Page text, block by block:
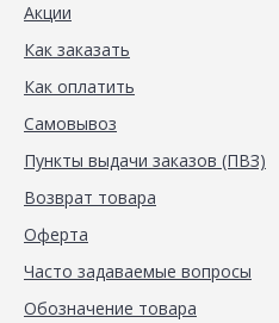
Акции
Как заказать
Как оплатить
Самовывоз
Пункты выдачи заказов (ПВЗ)
Возврат товара
Оферта
Часто задаваемые вопросы
Обозначение товара